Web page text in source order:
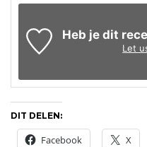
Heb je dit
Let
DIT DELEN:
Facebook X